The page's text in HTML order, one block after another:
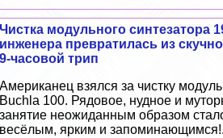
Чистка модульного синтезатора
инженера превратилась из
9-часовой трип
Американец взялся за чистку
Buchla 100. Рядовое, нудное и
занятие неожиданным образом
весёлым, ярким и